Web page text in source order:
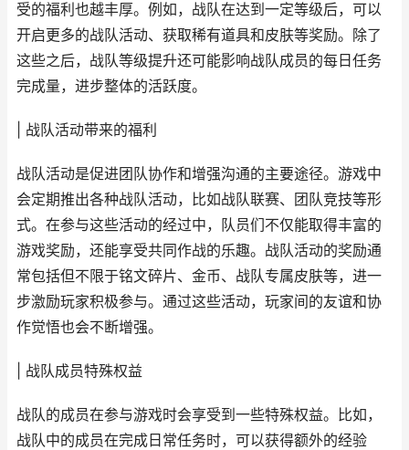
受的福利也越丰厚。例如，战队在达到一定等级后，可以
开启更多的战队活动、获取稀有道具和皮肤等奖励。除了
这些之后，战队等级提升还可能影响战队成员的每日任务
完成量，进步整体的活跃度。
| 战队活动带来的福利
战队活动是促进团队协作和增强沟通的主要途径。游戏中
会定期推出各种战队活动，比如战队联赛、团队竞技等形
式。在参与这些活动的经过中，队员们不仅能取得丰富的
游戏奖励，还能享受共同作战的乐趣。战队活动的奖励通
常包括但不限于铭文碎片、金币、战队专属皮肤等，进一
步激励玩家积极参与。通过这些活动，玩家间的友谊和协
作觉悟也会不断增强。
| 战队成员特殊权益
战队的成员在参与游戏时会享受到一些特殊权益。比如，
战队中的成员在完成日常任务时，可以获得额外的经验